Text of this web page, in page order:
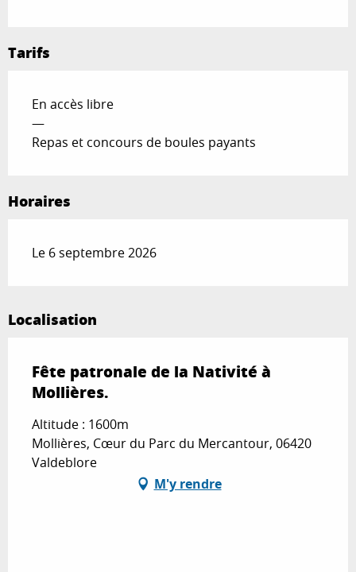
Tarifs
En accès libre
—
Repas et concours de boules payants
Horaires
Le 6 septembre 2026
Localisation
Fête patronale de la Nativité à
Mollières.
Altitude : 1600m
Mollières, Cœur du Parc du Mercantour, 06420
Valdeblore
M'y rendre